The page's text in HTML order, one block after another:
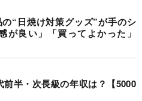
の“日焼け対策グッズ”が手のシ
が良い」「買ってよかった」
半・次長級の年収は？【5000